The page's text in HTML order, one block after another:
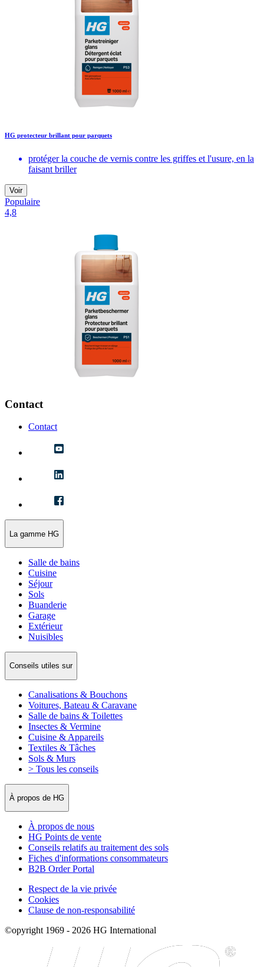
HG protecteur brillant pour parquets
protéger la couche de vernis contre les griffes et l'usure, en la
faisant briller
Voir
Populaire
4,8
Contact
Contact
La gamme HG
Salle de bains
Cuisine
Séjour
Sols
Buanderie
Garage
Extérieur
Nuisibles
Conseils utiles sur
Canalisations & Bouchons
Voitures, Bateau & Caravane
Salle de bains & Toilettes
Insectes & Vermine
Cuisine & Appareils
Textiles & Tâches
Sols & Murs
> Tous les conseils
À propos de HG
À propos de nous
HG Points de vente
Conseils relatifs au traitement des sols
Fiches d'informations consommateurs
B2B Order Portal
Respect de la vie privée
Cookies
Clause de non-responsabilité
©opyright 1969 - 2026 HG International